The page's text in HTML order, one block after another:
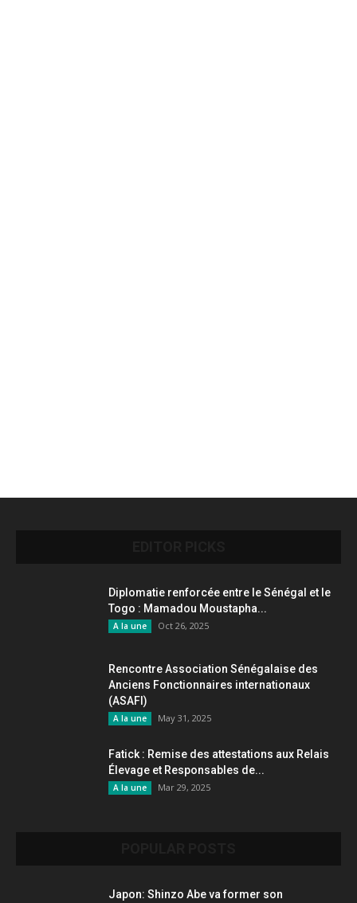
Diplomatie renforcée entre le Sénégal et le
Togo : Mamadou Moustapha...
A la une Oct 26, 2025
Rencontre Association Sénégalaise des
Anciens Fonctionnaires internationaux
(ASAFI)
A la une May 31, 2025
Fatick : Remise des attestations aux Relais
Élevage et Responsables de...
A la une Mar 29, 2025
Japon: Shinzo Abe va former son